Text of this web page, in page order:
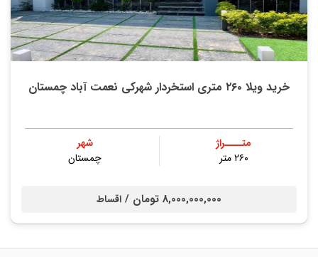
خرید ویلا ۲۶۰ متری استخردار شهرکی نعمت آباد چمستان
متــــراژ
۲۶۰ متر
شهر
چمستان
8,000,000,000 تومان / اقساط